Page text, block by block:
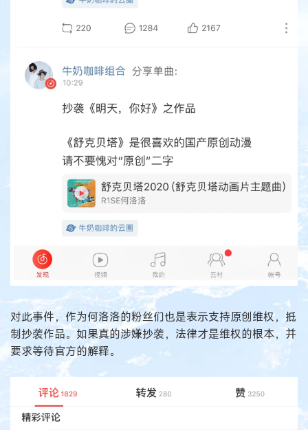
对此事件，作为何洛洛的粉丝们也是表示支持原创维权，抵
制抄袭作品。如果真的涉嫌抄袭，法律才是维权的根本，并
要求等待官方的解释。